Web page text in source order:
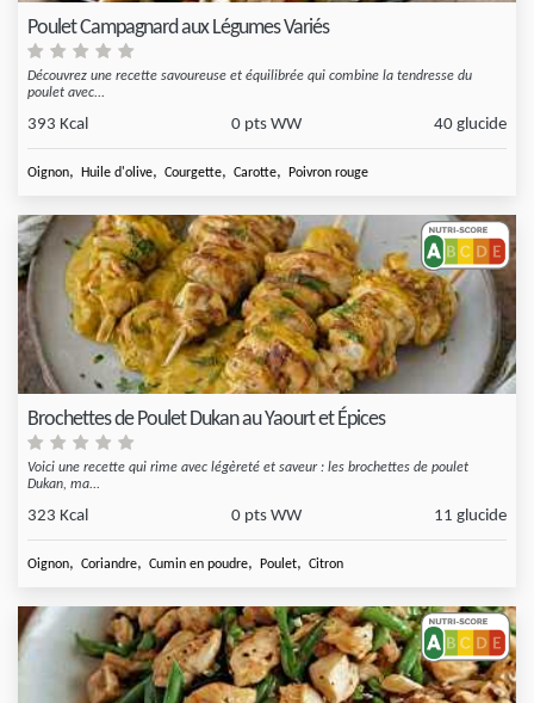
Poulet Campagnard aux Légumes Variés
Découvrez une recette savoureuse et équilibrée qui combine la tendresse du
poulet avec...
393 Kcal 0 pts WW 40 glucide
Oignon, Huile d'olive, Courgette, Carotte, Poivron rouge
Brochettes de Poulet Dukan au Yaourt et Épices
Voici une recette qui rime avec légèreté et saveur : les brochettes de poulet
Dukan, ma...
323 Kcal 0 pts WW 11 glucide
Oignon, Coriandre, Cumin en poudre, Poulet, Citron